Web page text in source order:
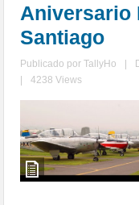
Aniversario
Santiago
Publicado porTallyHo
4238 Views